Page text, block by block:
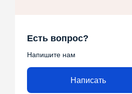
Есть вопрос?
Напишите нам
Написать